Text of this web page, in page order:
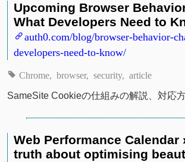
Upcoming Browser
What Developers Need to
auth0.com/blog/browser-behavior-
developers-need-to-know/
Chrome browser security article
SameSite Cookieの仕組みの解説、対応
Web Performance Calendar
truth about optimising